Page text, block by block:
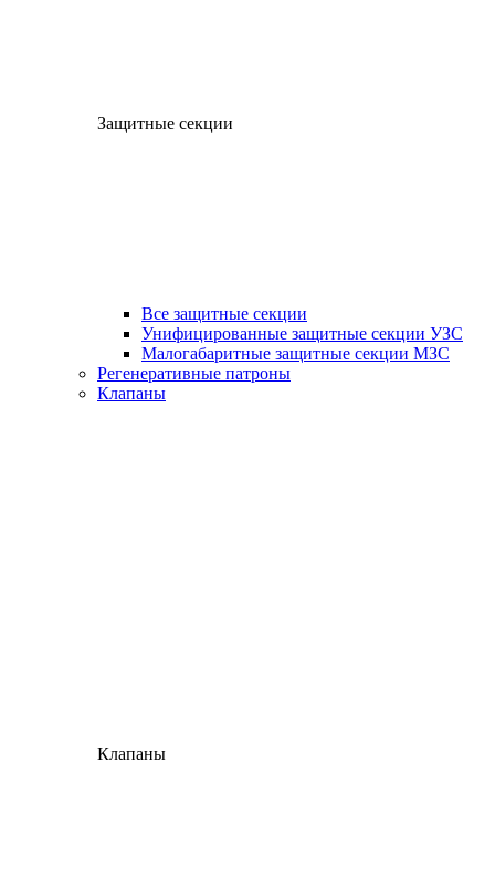
Защитные секции
Все защитные секции
Унифицированные защитные секции УЗС
Малогабаритные защитные секции МЗС
Регенеративные патроны
Клапаны
Клапаны